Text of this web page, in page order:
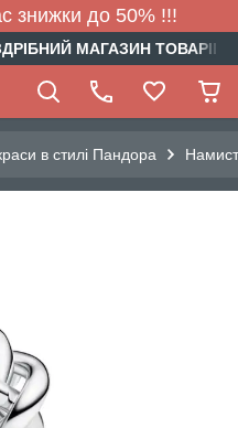
знижки до 50% !!!
МАГАЗИН
в стилі Пандора